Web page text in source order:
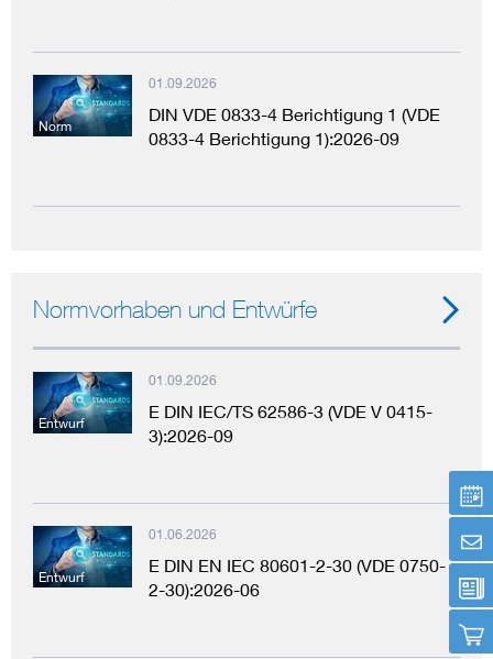
Norm
01.09.2026
DIN VDE 0833-4 Berichtigung 1 (VDE
0833-4 Berichtigung 1):2026-09
Normvorhaben und Entwürfe
Entwurf
01.09.2026
E DIN IEC/TS 62586-3 (VDE V 0415-
3):2026-09
Entwurf
01.06.2026
E DIN EN IEC 80601-2-30 (VDE 0750-
2-30):2026-06